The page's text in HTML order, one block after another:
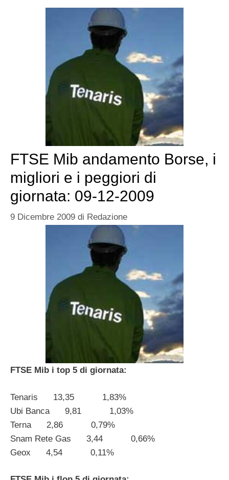
FTSE Mib andamento Borse, i
migliori e i peggiori di
giornata: 09-12-2009
9 Dicembre 2009 di Redazione
FTSE Mib i top 5 di giornata:
Tenaris 13,35 1,83%
Ubi Banca 9,81 1,03%
Terna 2,86 0,79%
Snam Rete Gas 3,44 0,66%
Geox 4,54 0,11%